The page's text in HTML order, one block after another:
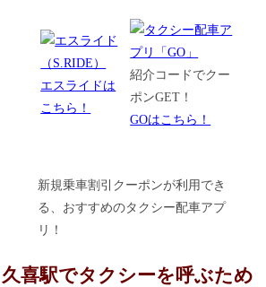
エスライドは
こちら！
紹介コードでクー
ポンGET！
GOはこちら！
新規乗車割引クーポンが利用でき
る、おすすめのタクシー配車アプ
リ！
久喜駅でタクシーを呼ぶため